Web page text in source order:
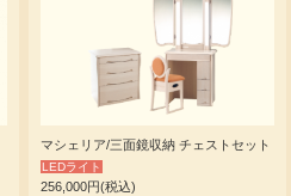
マシェリア/三面鏡収納 チェストセット
LEDライト
256,000円(税込)